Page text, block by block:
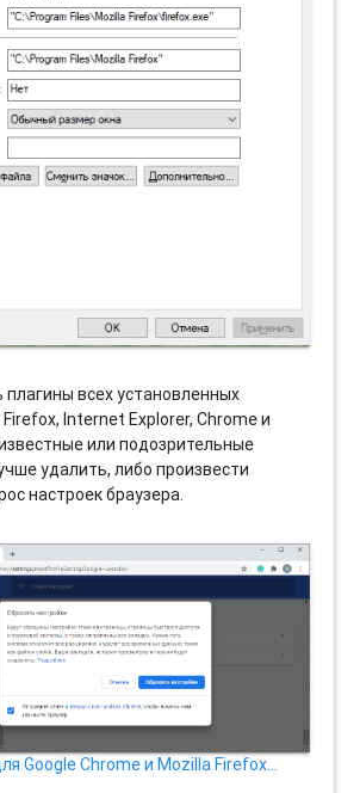
плагины всех установленных
Internet Explorer, Chrome и
или подозрительные
удалить, либо произвести
настроек браузера.
Google Chrome и Mozilla Firefox…